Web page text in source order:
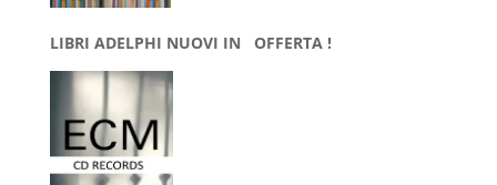
LIBRI ADELPHI NUOVI IN OFFERTA !